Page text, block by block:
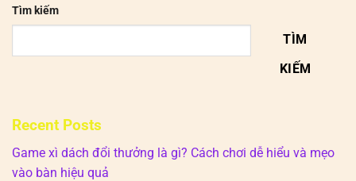
Tìm kiếm
TÌM
KIẾM
Recent Posts
Game xì dách đổi thưởng là gì? Cách chơi dễ hiểu và mẹo
vào bàn hiệu quả